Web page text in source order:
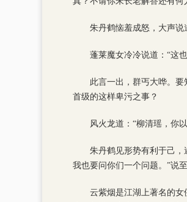
朱丹鹤恼羞成怒，大声说
蓬莱魔女冷冷说道：“这
此言一出，群丐大哗。
首级的这样卑污之事？
风火龙道：“柳清瑶，你
朱丹鹤见形势有利于己
我也要问你们一个问题。”说
云紫烟是江湖上著名的